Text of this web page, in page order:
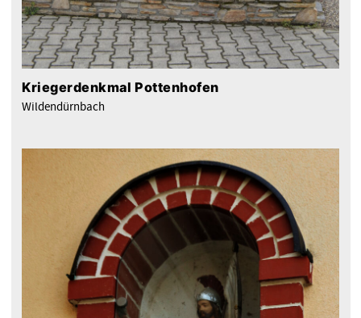
Kriegerdenkmal Pottenhofen
Wildendürnbach